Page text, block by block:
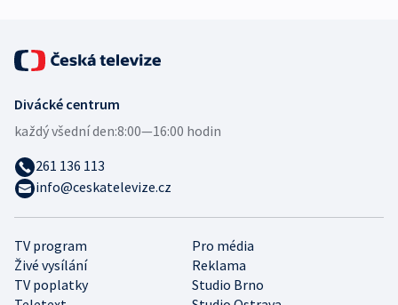
TV program
Pro média
Živé vysílání
Reklama
TV poplatky
Studio Brno
Divácké centrum
každý všední den:8:00—16:00 hodin
261 136 113
info@ceskatelevize.cz